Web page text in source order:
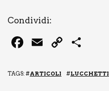
Con­di­vi­di:
F
c
E
ai
C
p n
TAGS: #ARTICOLI #LUCCHETTI